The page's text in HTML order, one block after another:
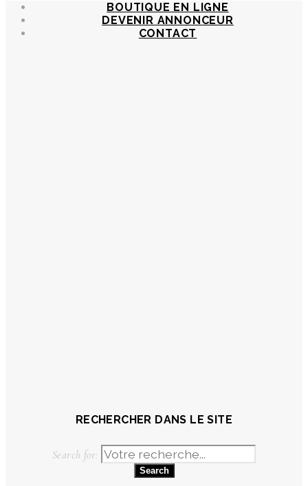
BOUTIQUE EN LIGNE
DEVENIR ANNONCEUR
CONTACT
RECHERCHER DANS LE SITE
Search for: